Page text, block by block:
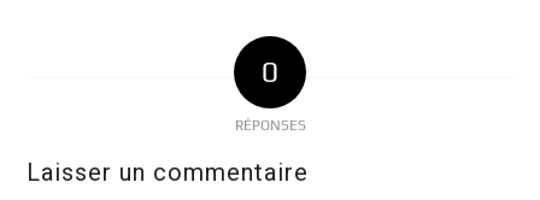
0
RÉPONSES
Laisser un commentaire